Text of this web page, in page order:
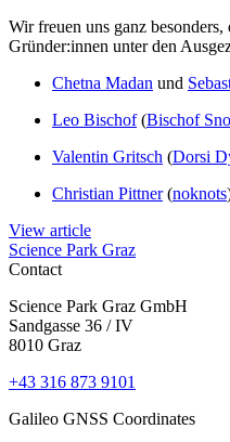
Wir freuen uns ganz
Gründer:innen unter den
Chetna Madan und
Leo Bischof(Bischof
Valentin Gritsch (Dorsi
Christian Pittner(noknots
View article
Science Park Graz
Contact
Science Park Graz GmbH
Sandgasse 36 / IV
8010 Graz
+43 316 873 9101
Galileo GNSS Coordinates